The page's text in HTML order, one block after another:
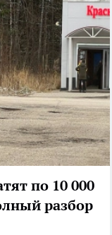
по 10 000
разбор